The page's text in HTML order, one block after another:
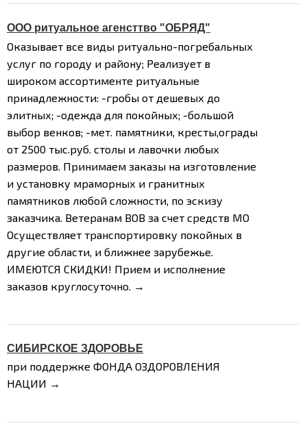
ООО ритуальное агенсттво "ОБРЯД"
Оказывает все виды ритуально-погребальных
услуг по городу и району; Реализует в
широком ассортименте ритуальные
принадлежности: -гробы от дешевых до
элитных; -одежда для покойных; -большой
выбор венков; -мет. памятники, кресты,ограды
от 2500 тыс.руб. столы и лавочки любых
размеров. Принимаем заказы на изготовление
и установку мраморных и гранитных
памятников любой сложности, по эскизу
заказчика. Ветеранам ВОВ за счет средств МО
Осуществляет транспортировку покойных в
другие области, и ближнее зарубежье.
ИМЕЮТСЯ СКИДКИ! Прием и исполнение
заказов круглосуточно. →
СИБИРСКОЕ ЗДОРОВЬЕ
при поддержке ФОНДА ОЗДОРОВЛЕНИЯ
НАЦИИ →